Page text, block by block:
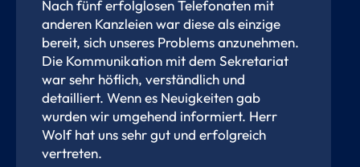
Nach fünf erfolglosen Telefonaten mit
anderen Kanzleien war diese als einzige
bereit, sich unseres Problems anzunehmen.
Die Kommunikation mit dem Sekretariat
war sehr höflich, verständlich und
detailliert. Wenn es Neuigkeiten gab
wurden wir umgehend informiert. Herr
Wolf hat uns sehr gut und erfolgreich
vertreten.